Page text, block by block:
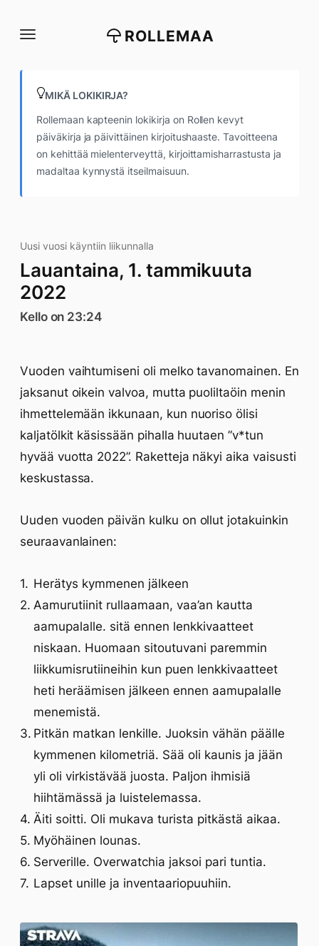
suoraan
ROLLEMAA
MIKÄ LOKIKIRJA?
Rollemaan kapteenin lokikirja on Rollen kevyt
päiväkirja ja päivittäinen kirjoitushaaste. Tavoitteena
on kehittää mielenterveyttä, kirjoittamisharrastusta ja
madaltaa kynnystä itseilmaisuun.
Uusi vuosi käyntiin liikunnalla
Lauantaina, 1. tammikuuta
2022
Kello on 23:24
Vuoden vaihtumiseni oli melko tavanomainen. En
jaksanut oikein valvoa, mutta puoliltaöin menin
ihmettelemään ikkunaan, kun nuoriso ölisi
kaljatölkit käsissään pihalla huutaen ”v*tun
hyvää vuotta 2022”. Raketteja näkyi aika vaisusti
keskustassa.
Uuden vuoden päivän kulku on ollut jotakuinkin
seuraavanlainen:
Herätys kymmenen jälkeen
Aamurutiinit rullaamaan, vaa’an kautta
aamupalalle. sitä ennen lenkkivaatteet
niskaan. Huomaan sitoutuvani paremmin
liikkumisrutiineihin kun puen lenkkivaatteet
heti heräämisen jälkeen ennen aamupalalle
menemistä.
Pitkän matkan lenkille. Juoksin vähän päälle
kymmenen kilometriä. Sää oli kaunis ja jään
yli oli virkistävää juosta. Paljon ihmisiä
hiihtämässä ja luistelemassa.
Äiti soitti. Oli mukava turista pitkästä aikaa.
Myöhäinen lounas.
Serverille. Overwatchia jaksoi pari tuntia.
Lapset unille ja inventaariopuuhiin.